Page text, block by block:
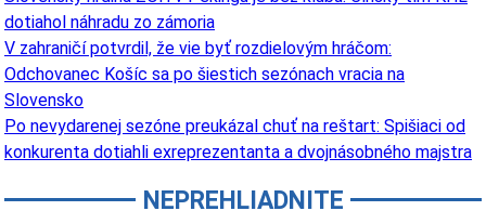
dotiahol náhradu zo zámoria
V zahraničí potvrdil, že vie byť rozdielovým hráčom:
Odchovanec Košíc sa po šiestich sezónach vracia na
Slovensko
Po nevydarenej sezóne preukázal chuť na reštart: Spišiaci od
konkurenta dotiahli exreprezentanta a dvojnásobného majstra
NEPREHLIADNITE